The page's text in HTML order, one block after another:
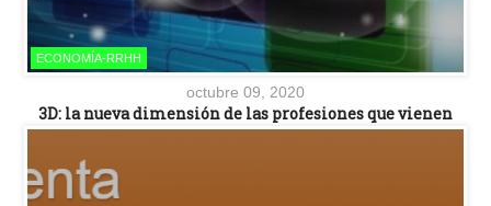
ECONOMÍA-RRHH
octubre 09, 2020
3D: la nueva dimensión de las profesiones que vienen